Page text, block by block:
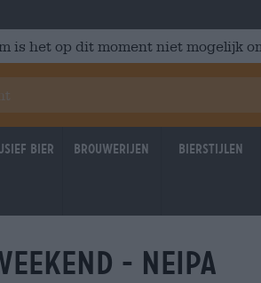
is het op dit moment niet mogelijk
Bier Brouwerijen Bierstijlen
- neipa